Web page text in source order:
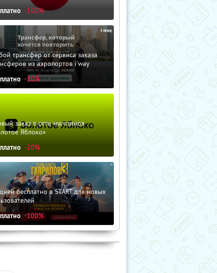
-100%
трансфер от сервиса заказа
из аэропортов i'way
-10%
заказ в сети магазинов
Яблоко»
-20%
бесплатно в START для новых
-100%